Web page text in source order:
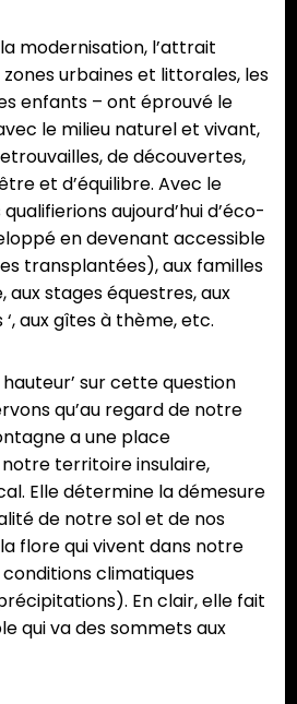
modernisation, l’attrait
urbaines et littorales, les
enfants – ont éprouvé le
le milieu naturel et vivant,
de découvertes,
et d’équilibre. Avec le
aujourd’hui d’éco-
en devenant accessible
transplantées), aux familles
aux stages équestres, aux
‘, aux gîtes à thème, etc.
sur cette question
qu’au regard de notre
a une place
territoire insulaire,
Elle détermine la démesure
de notre sol et de nos
flore qui vivent dans notre
climatiques
En clair, elle fait
qui va des sommets aux